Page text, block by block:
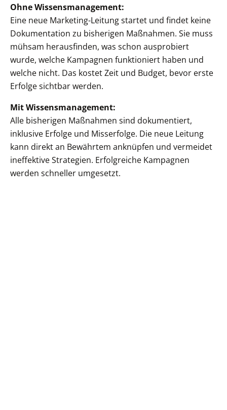
Ohne Wissensmanagement:
Eine neue Marketing-Leitung startet und findet keine
Dokumentation zu bisherigen Maßnahmen. Sie muss
mühsam herausfinden, was schon ausprobiert
wurde, welche Kampagnen funktioniert haben und
welche nicht. Das kostet Zeit und Budget, bevor erste
Erfolge sichtbar werden.
Mit Wissensmanagement:
Alle bisherigen Maßnahmen sind dokumentiert,
inklusive Erfolge und Misserfolge. Die neue Leitung
kann direkt an Bewährtem anknüpfen und vermeidet
ineffektive Strategien. Erfolgreiche Kampagnen
werden schneller umgesetzt.